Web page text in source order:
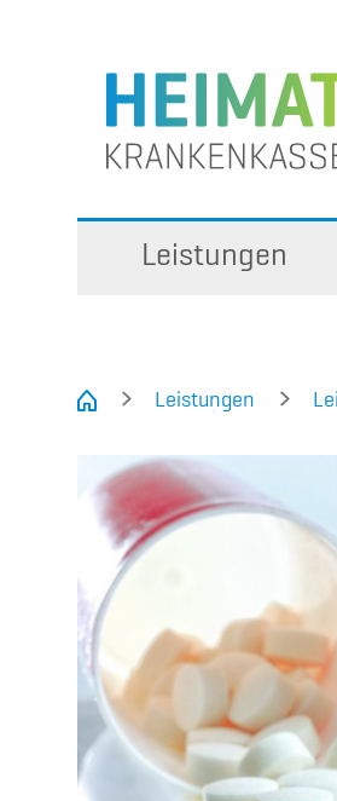
Leistungen
Leistungen